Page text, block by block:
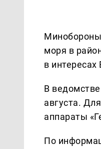
Минобороны
моря в
в
В
августа.
аппараты
По